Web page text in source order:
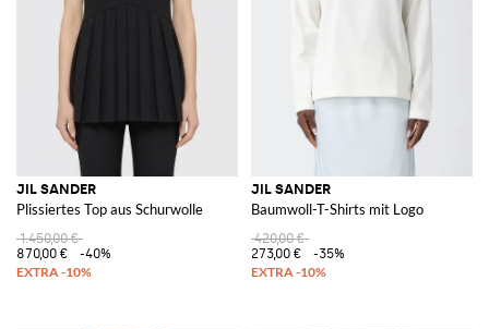
JIL SANDER
Plissiertes Top aus Schurwolle
1.450,00 €
870,00 €
-40%
JIL SANDER
Baumwoll-T-Shirts mit Logo
420,00 €
273,00 €
-35%